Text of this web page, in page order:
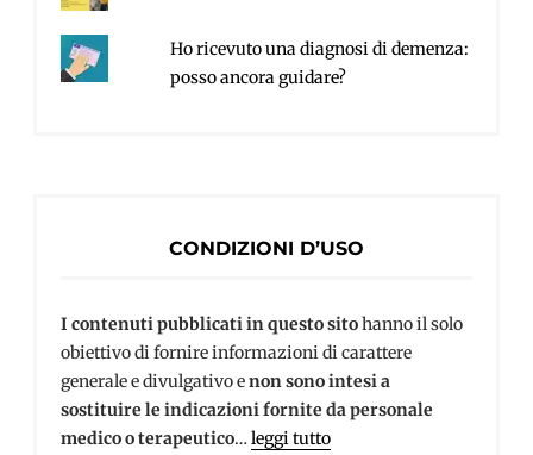
Ho ricevuto una diagnosi di demenza:
posso ancora guidare?
CONDIZIONI D’USO
I contenuti pubblicati in questo sitohanno il solo
obiettivo di fornire informazioni di carattere
generale e divulgativo enon sono intesi a
sostituire le indicazioni fornite da personale
medico o terapeutico…leggi tutto